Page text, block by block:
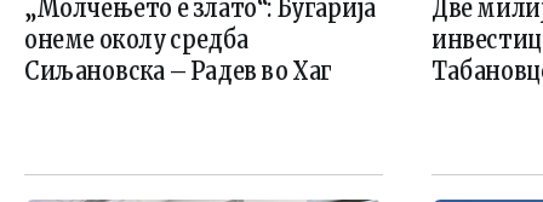
„Молчењето е злато“: Бугарија
онеме околу средба
Сиљановска – Радев во Хаг
Две